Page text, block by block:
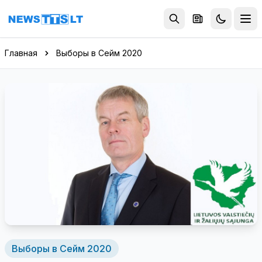
Перейти к содержимому
Главная Выборы в Сейм 2020
Выборы в Сейм 2020